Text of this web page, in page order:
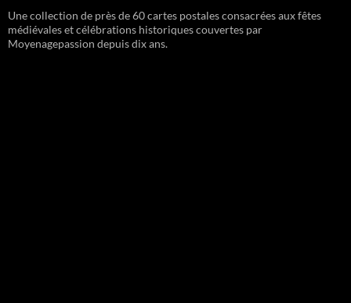
Une collection de près de 60 cartes postales consacrées aux fêtes
médiévales et célébrations historiques couvertes par
Moyenagepassion depuis dix ans.